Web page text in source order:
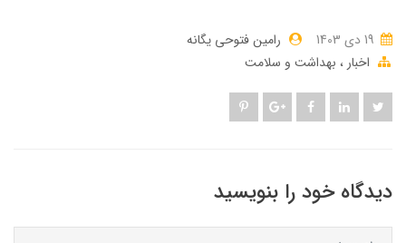
رامین فتوحی یگانه
اخبار
بهداشت و سلامت
دیدگاه خود را بنویسید